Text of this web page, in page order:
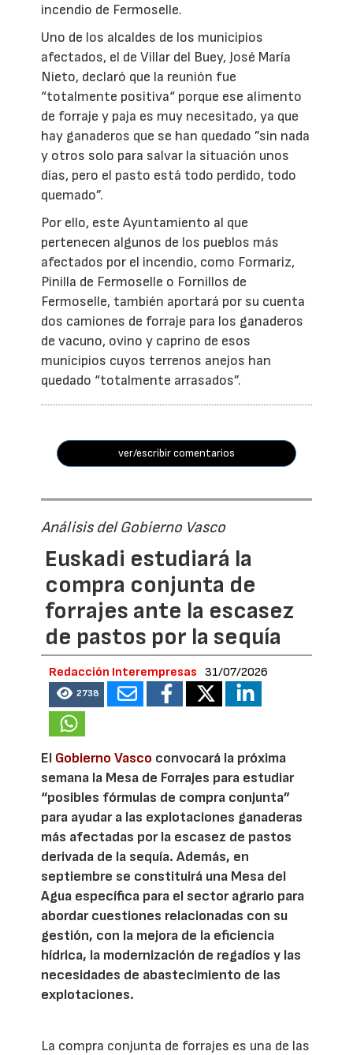
incendio de Fermoselle.
Uno de los alcaldes de los municipios
afectados, el de Villar del Buey, José María
Nieto, declaró que la reunión fue
“totalmente positiva“ porque ese alimento
de forraje y paja es muy necesitado, ya que
hay ganaderos que se han quedado ”sin nada
y otros solo para salvar la situación unos
días, pero el pasto está todo perdido, todo
quemado”.
Por ello, este Ayuntamiento al que
pertenecen algunos de los pueblos más
afectados por el incendio, como Formariz,
Pinilla de Fermoselle o Fornillos de
Fermoselle, también aportará por su cuenta
dos camiones de forraje para los ganaderos
de vacuno, ovino y caprino de esos
municipios cuyos terrenos anejos han
quedado “totalmente arrasados”.
ver/escribir comentarios
Análisis del Gobierno Vasco
Euskadi estudiará la
compra conjunta de
forrajes ante la escasez
de pastos por la sequía
Redacción Interempresas 31/07/2026
2738
El Gobierno Vasco convocará la próxima
semana la Mesa de Forrajes para estudiar
“posibles fórmulas de compra conjunta”
para ayudar a las explotaciones ganaderas
más afectadas por la escasez de pastos
derivada de la sequía. Además, en
septiembre se constituirá una Mesa del
Agua específica para el sector agrario para
abordar cuestiones relacionadas con su
gestión, con la mejora de la eficiencia
hídrica, la modernización de regadíos y las
necesidades de abastecimiento de las
explotaciones.
La compra conjunta de forrajes es una de las